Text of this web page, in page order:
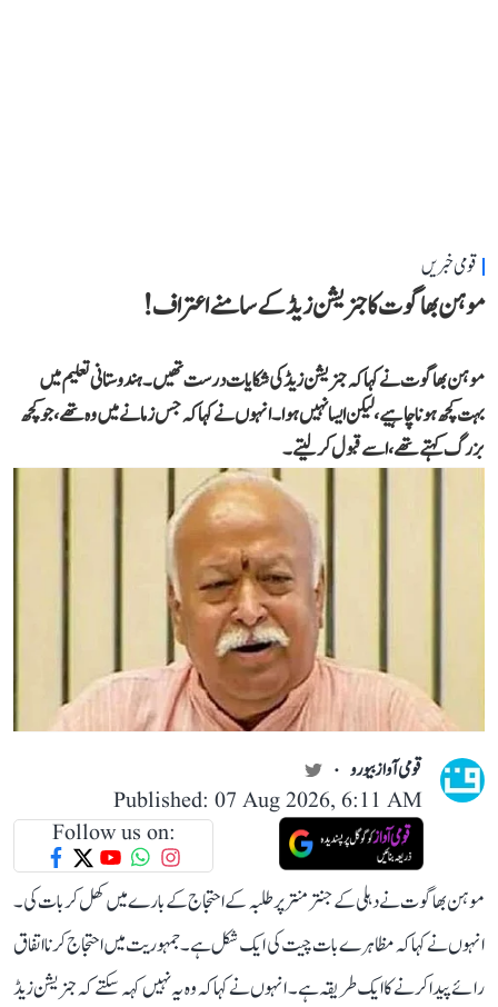
قومی خبریں
موہن بھاگوت کا جنریشن زیڈ کے سامنے اعتراف!
موہن بھاگوت نے کہاکہ جنریشن زیڈ کی شکایات درست تھیں۔ ہندوستانی تعلیم میں
بہت کچھ ہونا چاہیے، لیکن ایسا نہیں ہوا۔انہوں نے کہا کہ جس زمانے میں وہ تھے،جو کچھ
بزرگ کہتے تھے، اسے قبول کر لیتے۔
قومی آواز بیورو
Published: 07 Aug 2026, 6:11 AM
Follow us on:
موہن بھاگوت نے دہلی کے جنتر منتر پر طلبہ کے احتجاج کے بارے میں کھل کر بات کی۔
انہوں نے کہا کہ مظاہرے بات چیت کی ایک شکل ہے۔ جمہوریت میں احتجاج کرنا اتفاق
رائے پیدا کرنے کا ایک طریقہ ہے۔ انہوں نے کہا کہ وہ یہ نہیں کہہ سکتے کہ جنریشن زیڈ